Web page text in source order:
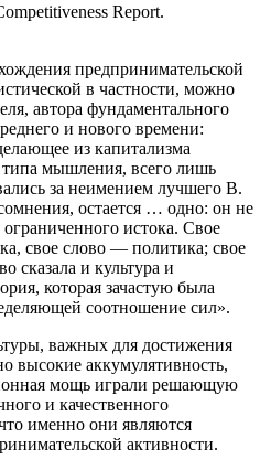
Report.
предпринимательской
в частности, можно
автора фундаментального
и нового времени:
из капитализма
мышления, всего лишь
за неимением лучшего В.
остается … одно: он не
истока. Свое
свое слово — политика; свое
сказала и культура и
которая зачастую была
соотношение сил».
важных для достижения
высокие аккумулятивность,
мощь играли решающую
и качественного
именно они являются
активности.